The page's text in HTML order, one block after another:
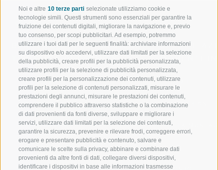
Noi e altre 10 terze parti selezionate utilizziamo cookie e
tecnologie simili. Questi strumenti sono essenziali per garantire la
fruizione dei contenuti digitali, migliorare la navigazione e, previo
tuo consenso, per scopi pubblicitari. Ad esempio, potremmo
utilizzare i tuoi dati per le seguenti finalità: archiviare informazioni
su dispositivo e/o accedervi, utilizzare dati limitati per la selezione
della pubblicità, creare profili per la pubblicità personalizzata,
utilizzare profili per la selezione di pubblicità personalizzata,
creare profili per la personalizzazione dei contenuti, utilizzare
profili per la selezione di contenuti personalizzati, misurare le
prestazioni degli annunci, misurare le prestazioni dei contenuti,
comprendere il pubblico attraverso statistiche o la combinazione
di dati provenienti da fonti diverse, sviluppare e migliorare i
servizi, utilizzare dati limitati per la selezione dei contenuti,
garantire la sicurezza, prevenire e rilevare frodi, correggere errori,
erogare e presentare pubblicità e contenuto, salvare e
comunicare le scelte sulla privacy, abbinare e combinare dati
provenienti da altre fonti di dati, collegare diversi dispositivi,
identificare i dispositivi in base alle informazioni trasmesse
BENVENUTI NELLA REGIONE
TURISTICA DI RACINES
VAL GIOVO
VAL RACINES
VAL RIDANNA
IMPIANTI DI RISALITA
SPORT E
MOMENTI
SCIARE
ESCURSIONI
ALTA
BIKE